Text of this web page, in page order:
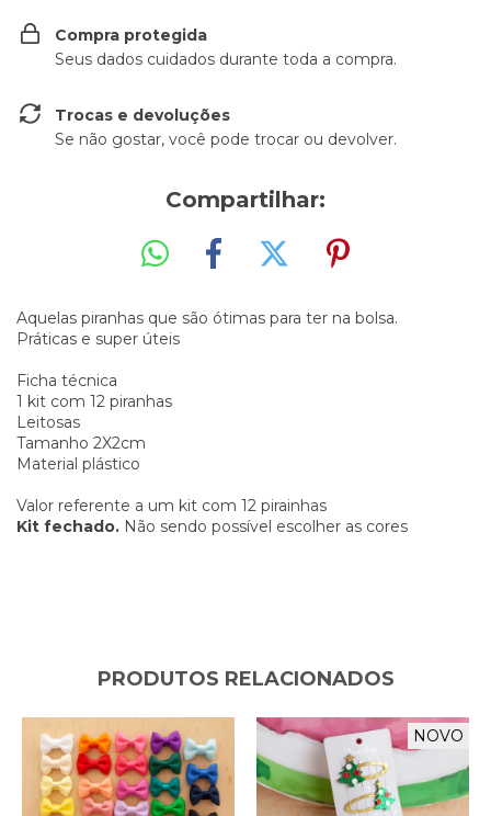
Compra protegida
Seus dados cuidados durante toda a compra.
Trocas e devoluções
Se não gostar, você pode trocar ou devolver.
Compartilhar:
Aquelas piranhas que são ótimas para ter na bolsa.
Práticas e super úteis
Ficha técnica
1 kit com 12 piranhas
Leitosas
Tamanho 2X2cm
Material plástico
Valor referente a um kit com 12 pirainhas
Kit fechado. Não sendo possível escolher as cores
PRODUTOS RELACIONADOS
NOVO